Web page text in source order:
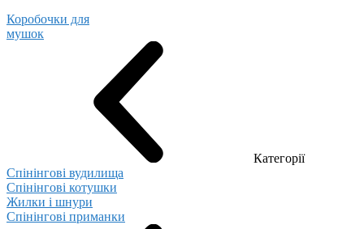
Коробочки для
мушок
Категорії
Спінінгові вудилища
Спінінгові котушки
Жилки і шнури
Спінінгові приманки